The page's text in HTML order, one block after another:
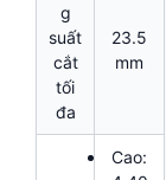
g
suất
cắt
tối
đa
23.5
mm
Cao: